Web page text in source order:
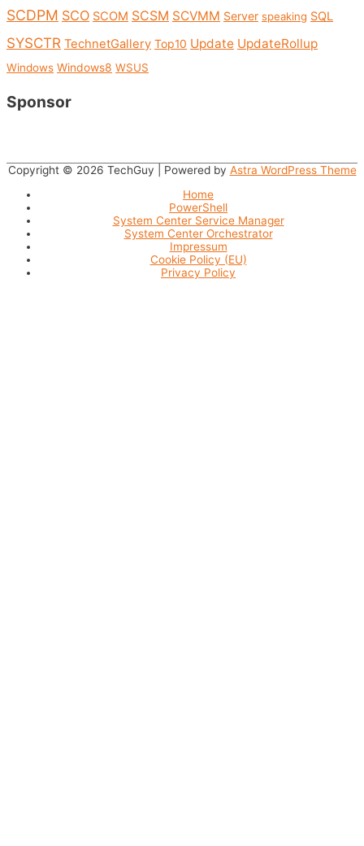
SCDPM SCO SCOM SCSM SCVMM Server speaking SQL
SYSCTR TechnetGallery Top10 Update UpdateRollup
Windows Windows8 WSUS
Sponsor
Copyright © 2026 TechGuy | Powered by Astra WordPress Theme
Home
PowerShell
System Center Service Manager
System Center Orchestrator
Impressum
Cookie Policy (EU)
Privacy Policy